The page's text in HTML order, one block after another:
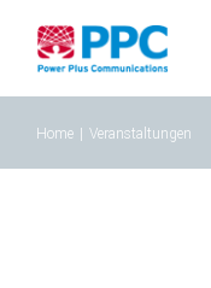
content
Home Veranstaltungen